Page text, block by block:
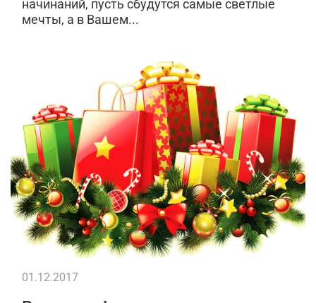
начинаний, пусть сбудутся самые светлые
мечты, а в Вашем...
01.12.2017